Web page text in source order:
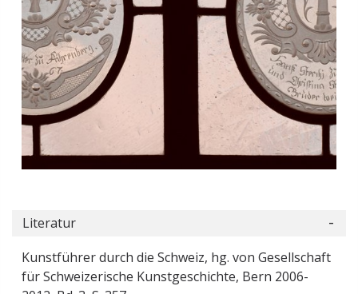
Literatur
Kunstführer durch die Schweiz, hg. von Gesellschaft
für Schweizerische Kunstgeschichte, Bern 2006-